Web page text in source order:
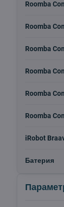
Roomba
Roomba
Roomba
Roomba
Roomba
Roomba
iRobot
Батерия